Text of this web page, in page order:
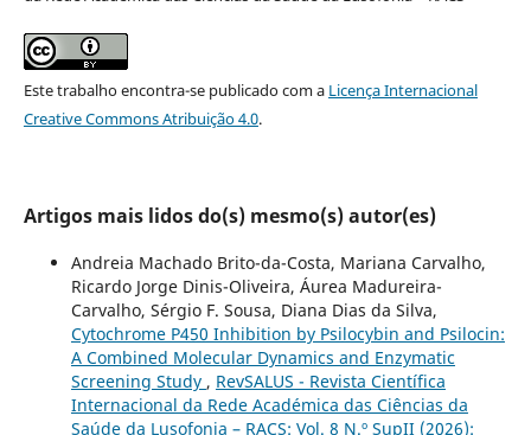
Este trabalho encontra-se publicado com a Licença Internacional
Creative Commons Atribuição 4.0.
Artigos mais lidos do(s) mesmo(s) autor(es)
Andreia Machado Brito-da-Costa, Mariana Carvalho,
Ricardo Jorge Dinis-Oliveira, Áurea Madureira-
Carvalho, Sérgio F. Sousa, Diana Dias da Silva,
Cytochrome P450 Inhibition by Psilocybin and Psilocin:
A Combined Molecular Dynamics and Enzymatic
Screening Study , RevSALUS - Revista Científica
Internacional da Rede Académica das Ciências da
Saúde da Lusofonia – RACS: Vol. 8 N.º SupII (2026):